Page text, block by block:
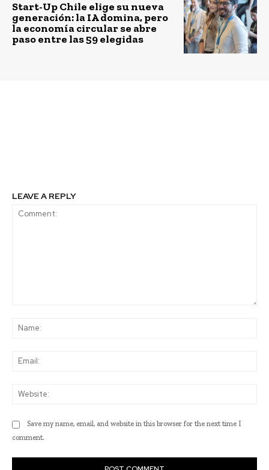
Start-Up Chile elige su nueva
generación: la IA domina, pero
la economía circular se abre
paso entre las 59 elegidas
LEAVE A REPLY
Save my name, email, and website in this browser for the next time I
comment.